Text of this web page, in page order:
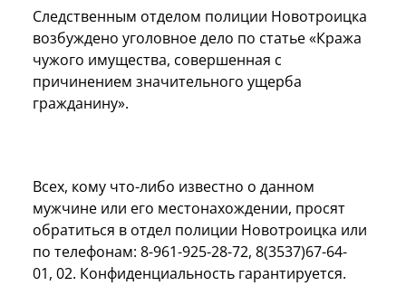
Следственным отделом полиции Новотроицка
возбуждено уголовное дело по статье «Кража
чужого имущества, совершенная с
причинением значительного ущерба
гражданину».
Всех, кому что-либо известно о данном
мужчине или его местонахождении, просят
обратиться в отдел полиции Новотроицка или
по телефонам: 8-961-925-28-72, 8(3537)67-64-
01, 02. Конфиденциальность гарантируется.